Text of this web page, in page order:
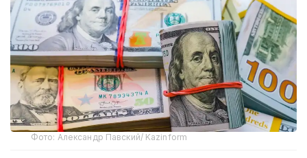
Фото: Александр Павский/ Kazinform